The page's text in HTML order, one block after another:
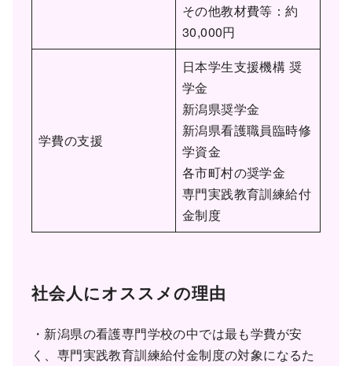
その他教材費等：約
30,000円
学費の支援
日本学生支援機構 奨
学金
新潟県奨学金
新潟県看護職員臨時修
学資金
各市町村の奨学金
専門実践教育訓練給付
金制度
社会人にオススメの理由
・新潟県の看護専門学校の中では最も学費が安
く、専門実践教育訓練給付金制度の対象になるた